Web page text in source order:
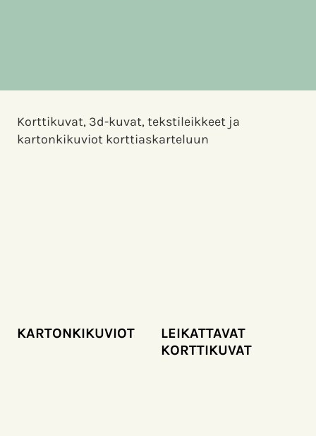
Korttikuvat, 3d-kuvat, tekstileikkeet ja
kartonkikuviot korttiaskarteluun
KARTONKIKUVIOT
LEIKATTAVAT
KORTTIKUVAT